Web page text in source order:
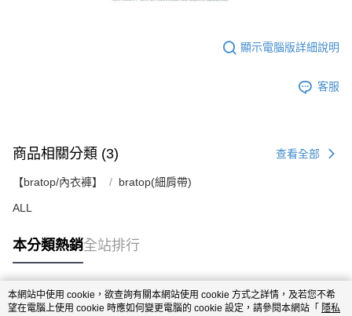
顯示電腦版詳細說明
客服
商品相關分類 (3) 查看全部
【bratop/內衣褲】 bratop(細肩帶)
ALL
本分類熱銷全站排行
熱門標籤
本網站中使用 cookie，欲查詢有關本網站使用 cookie 方式之詳情，及若您不希
望在電腦上使用 cookie 時應如何變更電腦的 cookie 設定，請參閱本網站「 隱私